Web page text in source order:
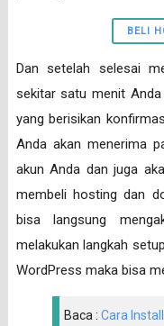
BELI
Dan setelah selesai
sekitar satu menit
yang berisikan
Anda akan menerima
akun Anda dan juga
membeli hosting dan
bisa langsung
melakukan langkah
WordPress maka bisa
Baca : Cara